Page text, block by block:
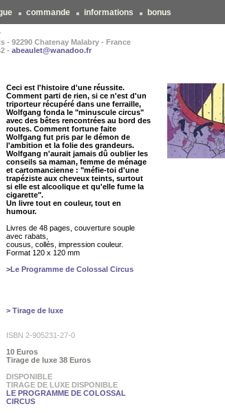
commande informations bonus
- 92290 Chatenay Malabry - France
- abeaulet@wanadoo.fr
Ceci est l'histoire d'une réussite.
Comment parti de rien, si ce n'est d'un
triporteur récupéré dans une ferraille,
Wolfgang fonda le "minuscule circus"
avec des bêtes rencontrées au bord des
routes. Comment fortune faite
Wolfgang fut pris par le démon de
l'ambition et la folie des grandeurs.
Wolfgang n'aurait jamais dû oublier les
conseils sa maman, femme de ménage
et cartomancienne : "méfie-toi d'une
trapéziste aux cheveux teints, surtout
si elle est alcoolique et qu'elle fume la
cigarette".
Un livre tout en couleur, tout en
humour.
Livres de 48 pages, couverture souple
avec rabats,
cousus, collés, impression couleur.
Format 120 x 120 mm
>Le Programme de Colossal Circus
> Tirage de luxe
ISBN 2-905231-27-0
10 Euros
Tirage de luxe 38 Euros
DISPONIBLE
TIRAGE DE LUXE DISPONIBLE
LE PROGRAMME DE COLOSSAL
CIRCUS